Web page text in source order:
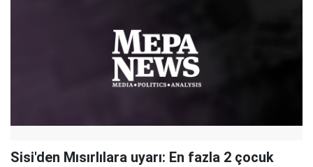
Sisi'den Mısırlılara uyarı: En fazla 2 çocuk